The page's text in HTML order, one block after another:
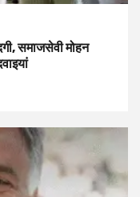
समाजसेवी मोहन